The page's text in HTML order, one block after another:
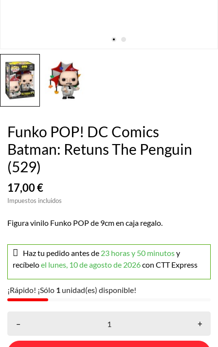
Funko POP! DC Comics
Batman: Retuns The Penguin
(529)
17,00 €
Impuestos incluidos
Figura vinilo Funko POP de 9cm en caja regalo.
Haz tu pedido antes de 23 horas y 50 minutosy
recíbeloel lunes, 10 de agosto de 2026con CTT Express
¡Rápido! ¡Sólo 1 unidad(es) disponible!
– +